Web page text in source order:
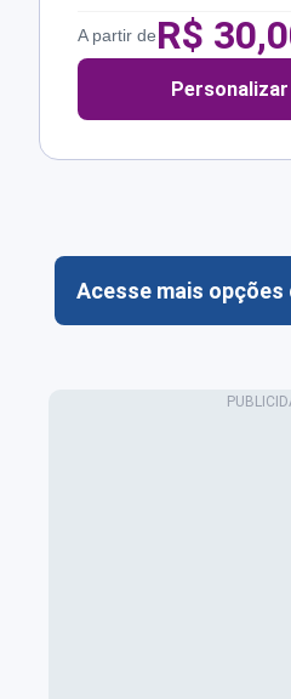
A partir deR$
Acesse mais opções